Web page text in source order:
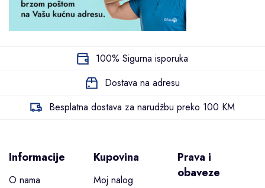
100% Sigurna isporuka
Dostava na adresu
Besplatna dostava za narudžbu preko 100 KM
Informacije
O nama
Kupovina
Moj nalog
Prava i
obaveze